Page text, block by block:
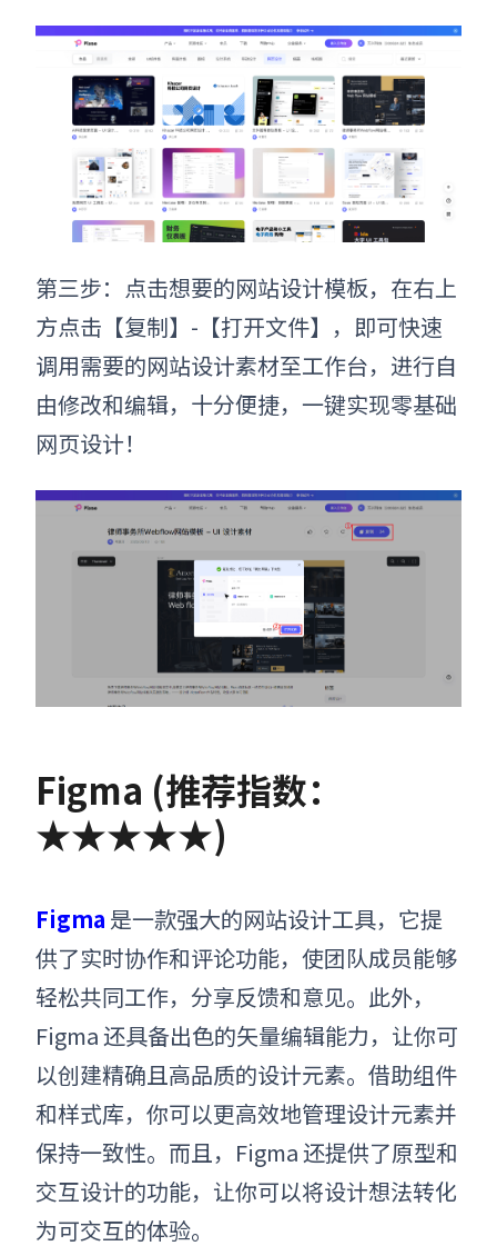
第三步：点击想要的网站设计模板，在右上
方点击【复制】-【打开文件】，即可快速
调用需要的网站设计素材至工作台，进行自
由修改和编辑，十分便捷，一键实现零基础
网页设计！
Figma (推荐指数：
★★★★★)
Figma 是一款强大的网站设计工具，它提
供了实时协作和评论功能，使团队成员能够
轻松共同工作，分享反馈和意见。此外，
Figma 还具备出色的矢量编辑能力，让你可
以创建精确且高品质的设计元素。借助组件
和样式库，你可以更高效地管理设计元素并
保持一致性。而且，Figma 还提供了原型和
交互设计的功能，让你可以将设计想法转化
为可交互的体验。